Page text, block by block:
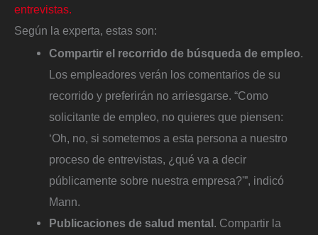
entrevistas.
Según la experta, estas son:
Compartir el recorrido de búsqueda de empleo.
Los empleadores verán los comentarios de su
recorrido y preferirán no arriesgarse. “Como
solicitante de empleo, no quieres que piensen:
‘Oh, no, si sometemos a esta persona a nuestro
proceso de entrevistas, ¿qué va a decir
públicamente sobre nuestra empresa?'”, indicó
Mann.
Publicaciones de salud mental. Compartir la